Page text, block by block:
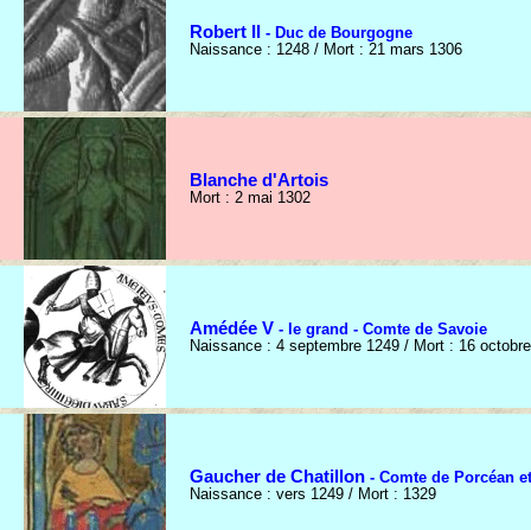
Robert II - Duc de Bourgogne
Naissance : 1248 / Mort : 21 mars 1306
Blanche d'Artois
Mort : 2 mai 1302
Amédée V - le grand - Comte de Savoie
Naissance : 4 septembre 1249 / Mort : 16
Gaucher de Chatillon - Comte de Porcéan
Naissance : vers 1249 / Mort : 1329